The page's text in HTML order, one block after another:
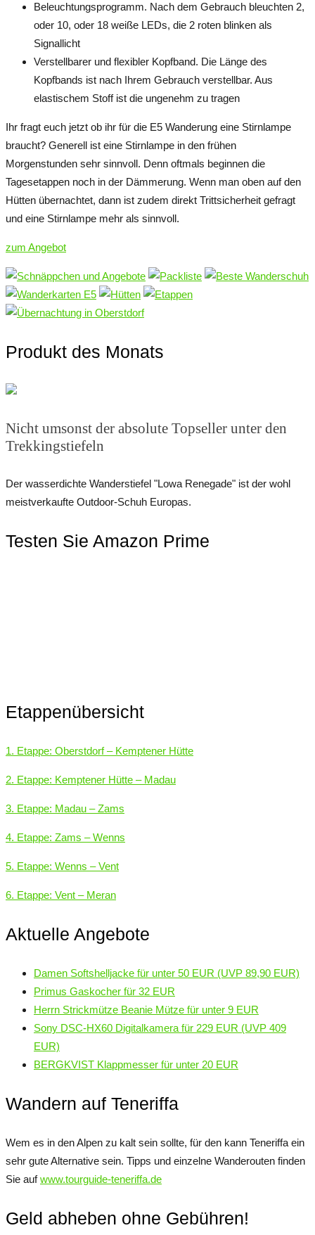
Beleuchtungsprogramm. Nach dem Gebrauch bleuchten 2,
oder 10, oder 18 weiße LEDs, die 2 roten blinken als
Signallicht
Verstellbarer und flexibler Kopfband. Die Länge des
Kopfbands ist nach Ihrem Gebrauch verstellbar. Aus
elastischem Stoff ist die ungenehm zu tragen
Ihr fragt euch jetzt ob ihr für die E5 Wanderung eine Stirnlampe
braucht? Generell ist eine Stirnlampe in den frühen
Morgenstunden sehr sinnvoll. Denn oftmals beginnen die
Tagesetappen noch in der Dämmerung. Wenn man oben auf den
Hütten übernachtet, dann ist zudem direkt Trittsicherheit gefragt
und eine Stirnlampe mehr als sinnvoll.
zum Angebot
Produkt des Monats
Nicht umsonst der absolute Topseller unter den
Trekkingstiefeln
Der wasserdichte Wanderstiefel "Lowa Renegade" ist der wohl
meistverkaufte Outdoor-Schuh Europas.
Testen Sie Amazon Prime
Etappenübersicht
1. Etappe: Oberstdorf – Kemptener Hütte
2. Etappe: Kemptener Hütte – Madau
3. Etappe: Madau – Zams
4. Etappe: Zams – Wenns
5. Etappe: Wenns – Vent
6. Etappe: Vent – Meran
Aktuelle Angebote
Damen Softshelljacke für unter 50 EUR (UVP 89,90 EUR)
Primus Gaskocher für 32 EUR
Herrn Strickmütze Beanie Mütze für unter 9 EUR
Sony DSC-HX60 Digitalkamera für 229 EUR (UVP 409
EUR)
BERGKVIST Klappmesser für unter 20 EUR
Wandern auf Teneriffa
Wem es in den Alpen zu kalt sein sollte, für den kann Teneriffa ein
sehr gute Alternative sein. Tipps und einzelne Wanderouten finden
Sie aufwww.tourguide-teneriffa.de
Geld abheben ohne Gebühren!